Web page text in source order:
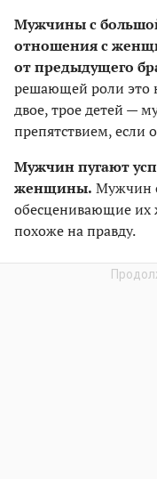
Мужчины с
отношения с
от предыдущего
решающей роли это
двое, трое детей —
препятствием, если
Мужчин пугают
женщины. Мужчин
обесценивающие
похоже на правду.